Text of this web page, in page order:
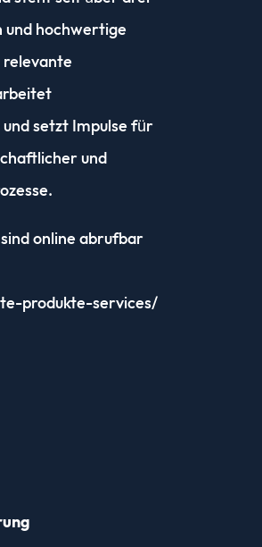
und hochwertige
relevante
setzt Impulse für
und
online abrufbar
produkte-services/